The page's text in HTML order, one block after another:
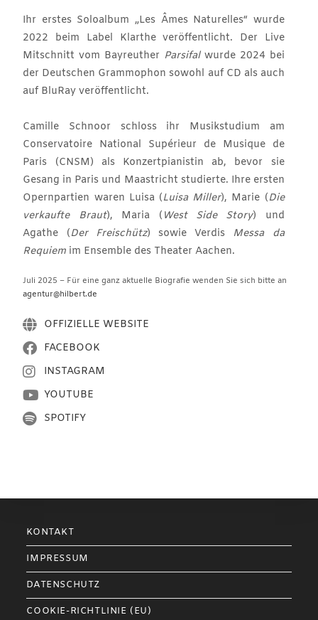
Ihr erstes Soloalbum „Les Âmes Naturelles“ wurde
2022 beim Label Klarthe veröffentlicht. Der Live
Mitschnitt vom Bayreuther Parsifalwurde 2024 bei
der Deutschen Grammophon sowohl auf CD als auch
auf BluRay veröffentlicht.
Camille Schnoor schloss ihr Musikstudium am
Conservatoire National Supérieur de Musique de
Paris (CNSM) als Konzertpianistin ab, bevor sie
Gesang in Paris und Maastricht studierte. Ihre ersten
Opernpartien waren Luisa (Luisa Miller), Marie (Die
verkaufte Braut), Maria ( West Side Story) und
Agathe (Der Freischütz) sowie Verdis Messa da
Requiem im Ensemble des Theater Aachen.
Juli 2025 – Für eine ganz aktuelle Biografie wenden Sie sich bitte an
agentur@hilbert.de
OFFIZIELLE WEBSITE
FACEBOOK
INSTAGRAM
YOUTUBE
SPOTIFY
KONTAKT
IMPRESSUM
DATENSCHUTZ
COOKIE-RICHTLINIE (EU)